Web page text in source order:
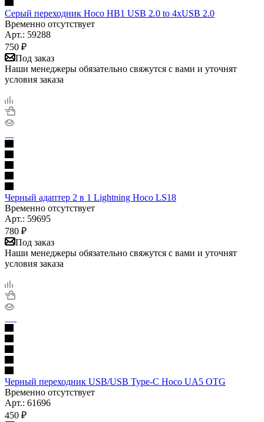
Серый переходник Hoco HB1 USB 2.0 to 4xUSB 2.0
Временно отсутствует
Арт.: 59288
750 ₽
Под заказ
Наши менеджеры обязательно свяжутся с вами и уточнят
условия заказа
Черный адаптер 2 в 1 Lightning Hoco LS18
Временно отсутствует
Арт.: 59695
780 ₽
Под заказ
Наши менеджеры обязательно свяжутся с вами и уточнят
условия заказа
Черный переходник USB/USB Type-C Hoco UA5 OTG
Временно отсутствует
Арт.: 61696
450 ₽